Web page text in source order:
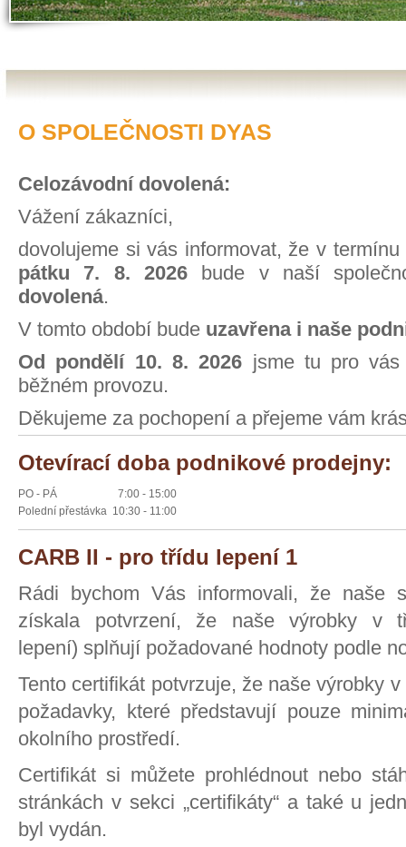
O SPOLEČNOSTI DYAS
Celozávodní dovolená:
Vážení zákazníci,
dovolujeme si vás informovat, že v termínu
pátku 7. 8. 2026 bude v naší
dovolená.
V tomto období bude uzavřena i naše
Od pondělí 10. 8. 2026 jsme tu pro
běžném provozu.
Děkujeme za pochopení a přejeme vám
Otevírací doba podnikové prodejny:
PO - PÁ
7:00 - 15:00
Polední přestávka 10:30 - 11:00
CARB II - pro třídu lepení 1
Rádi bychom Vás informovali, že naše
získala potvrzení, že naše výrobky v
lepení) splňují požadované hodnoty podle
Tento certifikát potvrzuje, že naše výrobky
požadavky, které představují pouze
okolního prostředí.
Certifikát si můžete prohlédnout nebo
stránkách v sekci „certifikáty“ a také u
byl vydán.